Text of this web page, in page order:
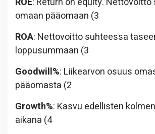
omaan pääomaan (3
ROA: Nettovoitto suhteessa
loppusummaan (3
Goodwill%: Liikearvon osuus
pääomasta (2
Growth%: Kasvu edellisten
aikana (4